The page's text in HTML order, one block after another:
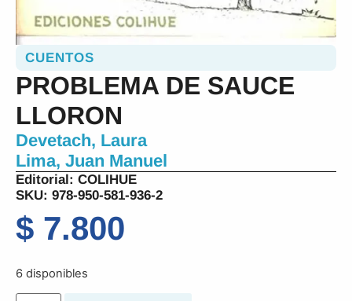
CUENTOS
PROBLEMA DE SAUCE
LLORON
Devetach, Laura
Lima, Juan Manuel
Editorial: COLIHUE
SKU: 978-950-581-936-2
$ 7.800
6 disponibles